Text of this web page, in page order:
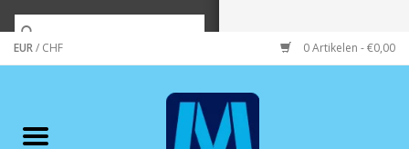
EUR/ CHF 0 Artikelen - €0,00
Merken